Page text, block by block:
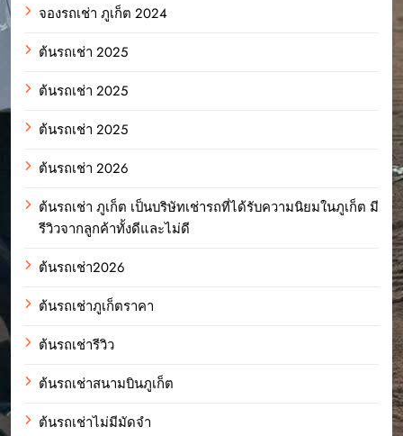
จองรถเช่า ภูเก็ต 2024
ต้นรถเช่า 2025
ต้นรถเช่า 2025
ต้นรถเช่า 2025
ต้นรถเช่า 2026
ต้นรถเช่า ภูเก็ต เป็นบริษัทเช่ารถที่ได้รับความนิยมในภูเก็ต มี
รีวิวจากลูกค้าทั้งดีและไม่ดี
ต้นรถเช่า2026
ต้นรถเช่าภูเก็ตราคา
ต้นรถเช่ารีวิว
ต้นรถเช่าสนามบินภูเก็ต
ต้นรถเช่าไม่มีมัดจำ